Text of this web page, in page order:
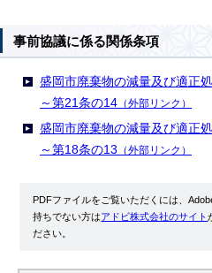
事前協議に係る関係条項
盛岡市廃棄物の減量及び適正
～第21条の14 （外部リンク）
盛岡市廃棄物の減量及び適正
～第18条の13 （外部リンク）
PDFファイルをご覧いただくには、
持ちでない方はアドビ株式会社のサイト
ださい。